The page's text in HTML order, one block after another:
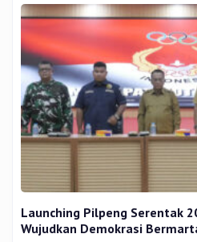
Launching Pilpeng Serentak
Wujudkan Demokrasi